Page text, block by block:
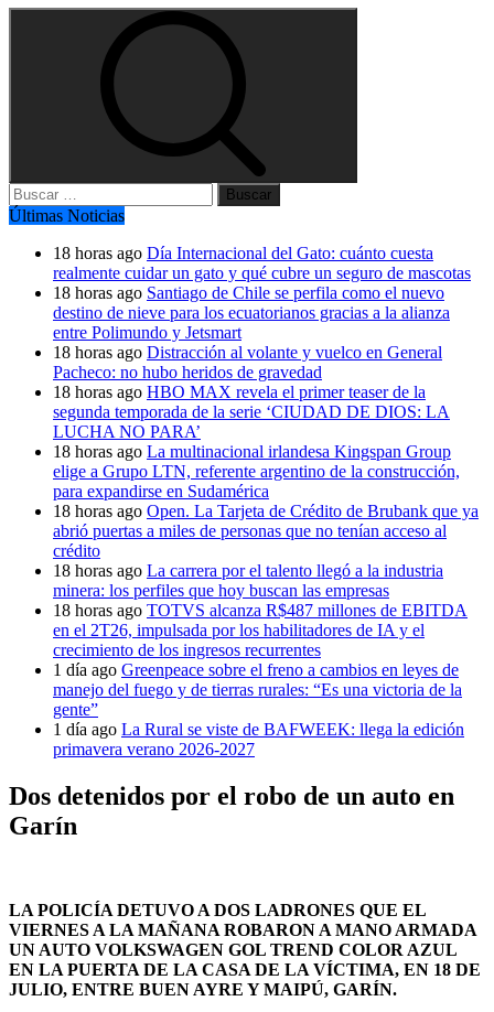
Buscar:
Últimas Noticias
18 horas ago Día Internacional del Gato: cuánto cuesta
realmente cuidar un gato y qué cubre un seguro de mascotas
18 horas ago Santiago de Chile se perfila como el nuevo
destino de nieve para los ecuatorianos gracias a la alianza
entre Polimundo y Jetsmart
18 horas ago Distracción al volante y vuelco en General
Pacheco: no hubo heridos de gravedad
18 horas ago HBO MAX revela el primer teaser de la
segunda temporada de la serie ‘CIUDAD DE DIOS: LA
LUCHA NO PARA’
18 horas ago La multinacional irlandesa Kingspan Group
elige a Grupo LTN, referente argentino de la construcción,
para expandirse en Sudamérica
18 horas ago Open. La Tarjeta de Crédito de Brubank que ya
abrió puertas a miles de personas que no tenían acceso al
crédito
18 horas ago La carrera por el talento llegó a la industria
minera: los perfiles que hoy buscan las empresas
18 horas ago TOTVS alcanza R$487 millones de EBITDA
en el 2T26, impulsada por los habilitadores de IA y el
crecimiento de los ingresos recurrentes
1 día ago Greenpeace sobre el freno a cambios en leyes de
manejo del fuego y de tierras rurales: “Es una victoria de la
gente”
1 día ago La Rural se viste de BAFWEEK: llega la edición
primavera verano 2026-2027
Dos detenidos por el robo de un auto en
Garín
LA POLICÍA DETUVO A DOS LADRONES QUE EL
VIERNES A LA MAÑANA ROBARON A MANO ARMADA
UN AUTO VOLKSWAGEN GOL TREND COLOR AZUL
EN LA PUERTA DE LA CASA DE LA VÍCTIMA, EN 18 DE
JULIO, ENTRE BUEN AYRE Y MAIPÚ, GARÍN.